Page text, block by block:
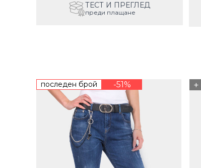
ТЕСТ И ПРЕГЛЕД
преди плащане
последен брой -51% +